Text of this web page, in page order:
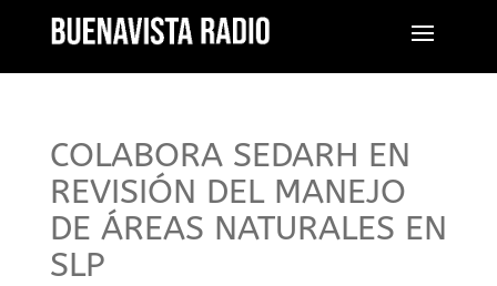
COLABORA SEDARH EN
REVISIÓN DEL MANEJO
DE ÁREAS NATURALES EN
SLP